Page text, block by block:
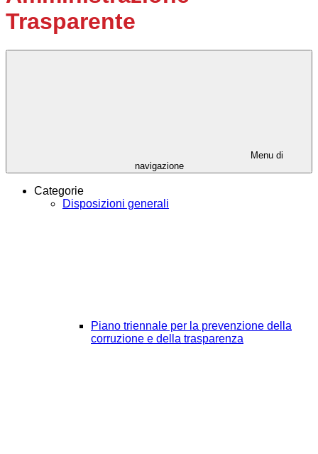
Trasparente
Menu di
navigazione
Categorie
Disposizioni generali
Piano triennale per la prevenzione della
corruzione e della trasparenza